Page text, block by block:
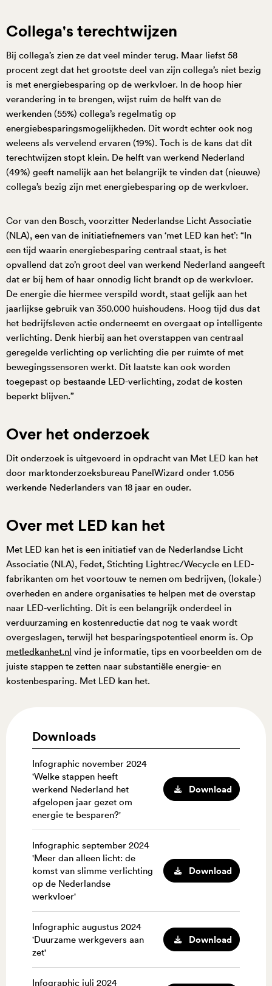
Collega's terechtwijzen
Bij collega’s zien ze dat veel minder terug. Maar liefst 58
procent zegt dat het grootste deel van zijn collega’s niet bezig
is met energiebesparing op de werkvloer. In de hoop hier
verandering in te brengen, wijst ruim de helft van de
werkenden (55%) collega’s regelmatig op
energiebesparingsmogelijkheden. Dit wordt echter ook nog
weleens als vervelend ervaren (19%). Toch is de kans dat dit
terechtwijzen stopt klein. De helft van werkend Nederland
(49%) geeft namelijk aan het belangrijk te vinden dat (nieuwe)
collega’s bezig zijn met energiebesparing op de werkvloer.
Cor van den Bosch, voorzitter Nederlandse Licht Associatie
(NLA), een van de initiatiefnemers van ‘met LED kan het’: “In
een tijd waarin energiebesparing centraal staat, is het
opvallend dat zo’n groot deel van werkend Nederland aangeeft
dat er bij hem of haar onnodig licht brandt op de werkvloer.
De energie die hiermee verspild wordt, staat gelijk aan het
jaarlijkse gebruik van 350.000 huishoudens. Hoog tijd dus dat
het bedrijfsleven actie onderneemt en overgaat op intelligente
verlichting. Denk hierbij aan het overstappen van centraal
geregelde verlichting op verlichting die per ruimte of met
bewegingssensoren werkt. Dit laatste kan ook worden
toegepast op bestaande LED-verlichting, zodat de kosten
beperkt blijven.”
Over het onderzoek
Dit onderzoek is uitgevoerd in opdracht van Met LED kan het
door marktonderzoeksbureau PanelWizard onder 1.056
werkende Nederlanders van 18 jaar en ouder.
Over met LED kan het
Met LED kan het is een initiatief van de Nederlandse Licht
Associatie (NLA), Fedet, Stichting Lightrec/Wecycle en LED-
fabrikanten om het voortouw te nemen om bedrijven, (lokale-)
overheden en andere organisaties te helpen met de overstap
naar LED-verlichting. Dit is een belangrijk onderdeel in
verduurzaming en kostenreductie dat nog te vaak wordt
overgeslagen, terwijl het besparingspotentieel enorm is. Op
metledkanhet.nl vind je informatie, tips en voorbeelden om de
juiste stappen te zetten naar substantiële energie- en
kostenbesparing. Met LED kan het.
Downloads
Infographic november 2024
'Welke stappen heeft
werkend Nederland het
afgelopen jaar gezet om
energie te besparen?'
Download
Infographic september 2024
'Meer dan alleen licht: de
komst van slimme verlichting
op de Nederlandse
werkvloer'
Download
Infographic augustus 2024
'Duurzame werkgevers aan
zet'
Download
Infographic juli 2024